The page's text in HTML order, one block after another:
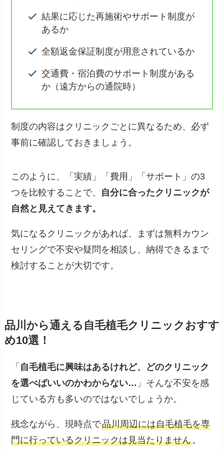
結果に応じた再施術やサポート制度が
あるか
全額返金保証制度が用意されているか
交通費・宿泊費のサポート制度がある
か（遠方からの通院時）
制度の内容はクリニックごとに異なるため、必ず
事前に確認しておきましょう。
このように、「実績」「費用」「サポート」の3
つを比較することで、 自分に合ったクリニックが
自然と見えてきます。
気になるクリニックがあれば、まずは無料カウン
セリングで不安や疑問を相談し、納得できるまで
検討することが大切です。
品川から通える自毛植毛クリニックおすす
め10選！
「 自毛植毛に興味はあるけれど、どのクリニック
を選べばいいのかわからない… 」そんな不安を感
じている方も多いのではないでしょうか。
残念ながら、現時点で品川周辺には自毛植毛を専
門に行っているクリニックは見当たりません。